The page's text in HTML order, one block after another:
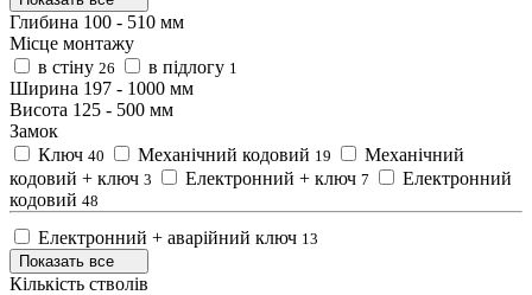
Глибина 100 - 510 мм
Місце монтажу
в стіну 26 в підлогу 1
Ширина 197 - 1000 мм
Висота 125 - 500 мм
Замок
Ключ 40 Механічний кодовий 19
Механічний
кодовий + ключ 3 Електронний + ключ 7
Електронний
кодовий 48
Електронний + аварійний ключ 13
Показать все
Кількість стволів